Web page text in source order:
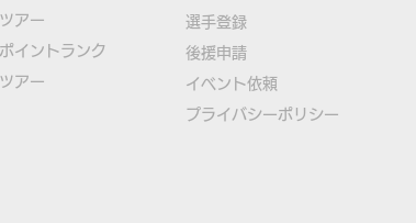
アー
イントランク
アー
選手登録​
​後援申請
​イベント依頼
プライバシーポリシー